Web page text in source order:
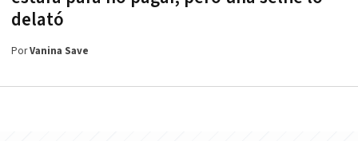
delató
PorVanina Save